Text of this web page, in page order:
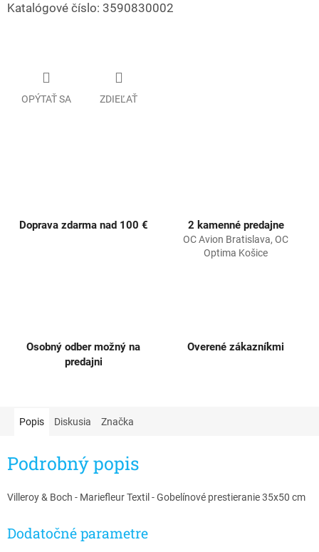
Katalógové číslo: 3590830002
OPÝTAŤ SA ZDIEĽAŤ
Doprava zdarma nad 100 € 2 kamenné predajne
OC Avion Bratislava, OC
Optima Košice
Osobný odber možný na
predajni
Overené zákazníkmi
Popis Diskusia Značka
Podrobný popis
Villeroy & Boch - Mariefleur Textil - Gobelínové prestieranie 35x50 cm
Dodatočné parametre